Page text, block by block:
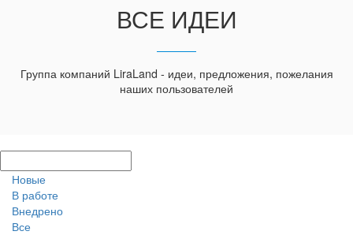
ВСЕ ИДЕИ
Группа компаний LiraLand - идеи, предложения, пожелания
наших пользователей
Новые
В работе
Внедрено
Все